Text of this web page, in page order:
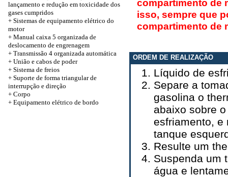
lançamento e redução em toxicidade dos
gases cumpridos
+ Sistemas de equipamento elétrico do
motor
+ Manual caixa 5 organizada de
deslocamento de engrenagem
+ Transmissão 4 organizada automática
+ União e cabos de poder
+ Sistema de freios
+ Suporte de forma triangular de
interrupção e direção
+ Corpo
+ Equipamento elétrico de bordo
compartimento de
isso, sempre que
compartimento de
ORDEM DE REALIZAÇÃO
Líquido de
Separe a
gasolina o
abaixo sobre
esfriamento, e
tanque
Resulte um
Suspenda um
água e